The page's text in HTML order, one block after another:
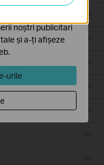
noștri publicitari
și a-ți afișeze
urile